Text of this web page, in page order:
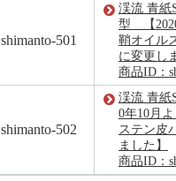
shimanto-501
渓流 青紙
型 【
鞘オイル
に変更し
商品ID：
shimanto-502
渓流 青
0年10月
ステン皮
ました】
商品ID：